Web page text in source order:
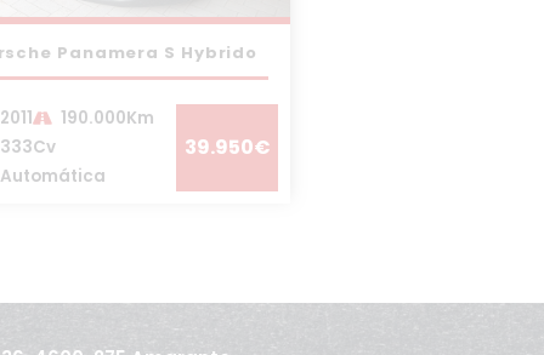
Panamera S Hybrido
2011
190.000Km
333Cv
Automática
39.950€